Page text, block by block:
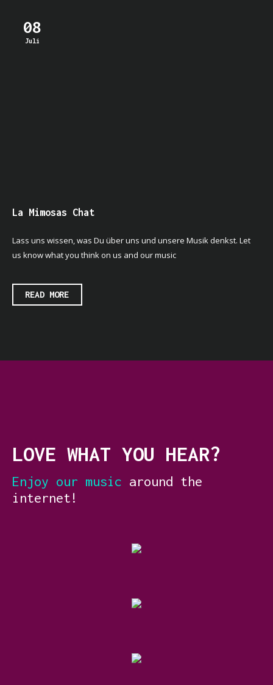
08
Juli
La Mimosas Chat
Lass uns wissen, was Du über uns und unsere Musik denkst. Let
us know what you think on us and our music
READ MORE
LOVE WHAT YOU HEAR?
Enjoy our music around the
internet!